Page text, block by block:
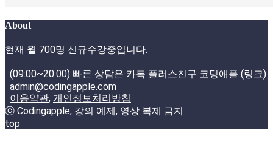
About
현재 월 700명 신규수강중입니다.
(09:00~20:00) 빠른 상담은 카톡 플러스친구 코딩애플 (링크)
admin@codingapple.com
이용약관, 개인정보처리방침
ⓒ Codingapple, 강의 예제, 영상 복제 금지
top